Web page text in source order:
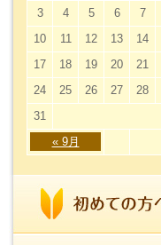
« 9月
3
4 5 6 7
10
11 12 13 14
17
18 19 20 21
24
25 26 27 28
31